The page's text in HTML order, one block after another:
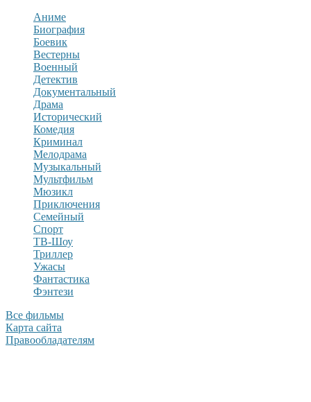
Аниме
Биография
Боевик
Вестерны
Военный
Детектив
Документальный
Драма
Исторический
Комедия
Криминал
Мелодрама
Музыкальный
Мультфильм
Мюзикл
Приключения
Семейный
Спорт
ТВ-Шоу
Триллер
Ужасы
Фантастика
Фэнтези
Все фильмы
Карта сайта
Правообладателям